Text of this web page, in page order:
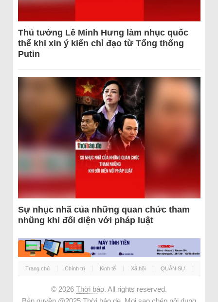
Thủ tướng Lê Minh Hưng làm nhục quốc
thể khi xin ý kiến chỉ đạo từ Tổng thống
Putin
Sự nhục nhã của những quan chức tham
nhũng khi đối diện với pháp luật
Trang chủ Chính trị Kinh tế Xã hội QUÂN SỰ
© 2026 Thời báo. All rights reserved.